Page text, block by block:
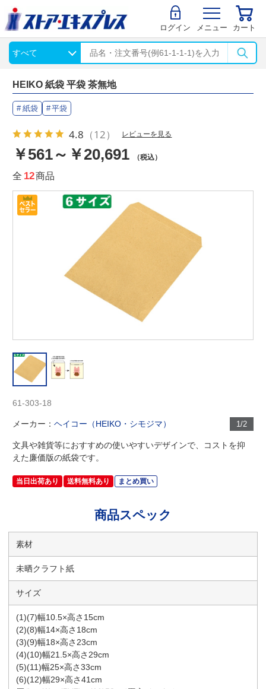
ログイン メニュー カート
HEIKO 紙袋 平袋 茶無地
紙袋 平袋
4.8 （12） レビューを見る
￥561～￥20,691 （税込）
全 12商品
1/2
61-303-18
メーカー：ヘイコー（HEIKO・シモジマ）
文具や雑貨等におすすめの使いやすいデザインで、コストを抑
えた廉価版の紙袋です。
当日出荷あり 送料無料あり まとめ買い
商品スペック
素材
未晒クラフト紙
サイズ
(1)(7)幅10.5×高さ15cm
(2)(8)幅14×高さ18cm
(3)(9)幅18×高さ23cm
(4)(10)幅21.5×高さ29cm
(5)(11)幅25×高さ33cm
(6)(12)幅29×高さ41cm